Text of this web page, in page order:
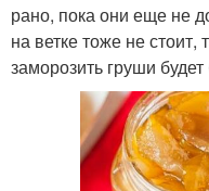
рано, пока они еще не
на ветке тоже не стоит,
заморозить груши